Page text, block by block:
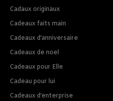
Cadaux originaux
Cadeaux faits main
Cadeaux d’anniversaire
Cadeaux de noel
Cadeaux pour Elle
Cadeau pour lui
Cadeaux d’enterprise